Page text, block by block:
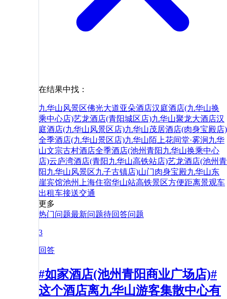
在结果中找：
九华山风景区佛光大道亚朵酒店汉庭酒店(九华山换
乘中心店)艺龙酒店(青阳城区店)九华山聚龙大酒店汉
庭酒店(九华山风景区店)九华山茂居酒店(肉身宝殿店)
全季酒店(九华山景区店)九华山陌上花间堂·雾涧九华
山文宗古村酒店全季酒店(池州青阳九华山换乘中心
店)云庐湾酒店(青阳九华山高铁站店)艺龙酒店(池州青
阳九华山风景区九子古镇店)山门肉身宝殿九华山东
崖宾馆池州 上海住宿华山站高铁景区方便距离景观车
出租车接送交通
更多
热门问题最新问题待回答问题
3
回答
#如家酒店(池州青阳商业广场店)#
这个酒店离九华山游客集散中心有